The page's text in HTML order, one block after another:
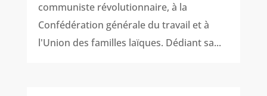
communiste révolutionnaire, à la
Confédération générale du travail et à
l'Union des familles laïques. Dédiant sa...